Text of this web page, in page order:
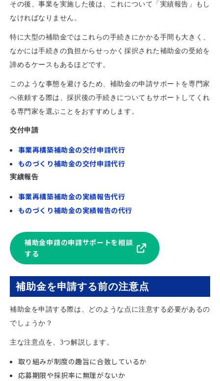
その後、事業を実施した後は、これについて「実績報告」もし
なければなりません。
特に大型の補助金ではこれらの手続きにかかる手間も大きく、
なかには手続きの負担からせっかく採択された補助金の受給を
諦めるケースもあるほどです。
このような事態を避けるため、補助金の申請サポートを専門家
へ依頼する際は、採択後の手続きについてもサポートしてくれ
る専門家を選ぶことをおすすめします。
交付申請
事業再構築補助金の交付申請代行
ものづくり補助金の交付申請代行
実績報告
事業再構築補助金の実績報告代行
ものづくり補助金の実績報告の代行
補助金申請の申請サポートを相談
する
補助金を申請する前の注意点
補助金を申請する際は、どのような点に注意する必要があるの
でしょうか？
主な注意点を、3つ解説します。
取り組みが制度の趣旨に合致しているか
応募期限や採択率に無理がないか